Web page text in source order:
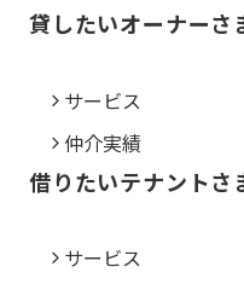
貸したいオーナーさ
サービス
仲介実績
借りたいテナントさ
サービス